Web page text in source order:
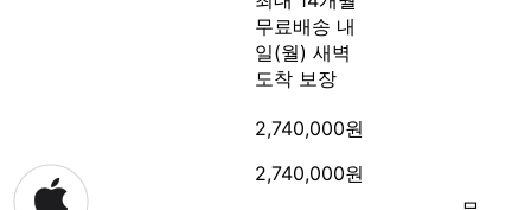
무료배송 내
일(월) 새벽
도착 보장
2,740,000원
2,740,000원